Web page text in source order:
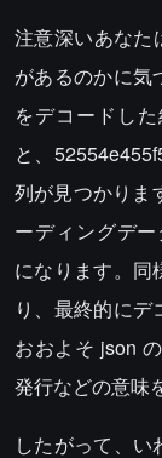
注意深いあなた
があるのかに気
をデコードし
と、
列が見つかりま
ーディングデ
になります。同
り、最終的にデ
おおよそ json
発行などの意味
したがって、